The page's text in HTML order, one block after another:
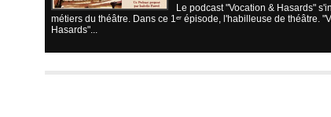
Le podcast "Vocation & Hasards"
métiers du théâtre. Dans ce 1ᵉʳ épisode, l'habilleuse de théâtre.
Hasards"...